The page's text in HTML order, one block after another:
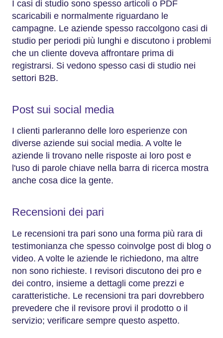
I casi di studio sono spesso articoli o PDF
scaricabili e normalmente riguardano le
campagne. Le aziende spesso raccolgono casi di
studio per periodi più lunghi e discutono i problemi
che un cliente doveva affrontare prima di
registrarsi. Si vedono spesso casi di studio nei
settori B2B.
Post sui social media
I clienti parleranno delle loro esperienze con
diverse aziende sui social media. A volte le
aziende li trovano nelle risposte ai loro post e
l'uso di parole chiave nella barra di ricerca mostra
anche cosa dice la gente.
Recensioni dei pari
Le recensioni tra pari sono una forma più rara di
testimonianza che spesso coinvolge post di blog o
video. A volte le aziende le richiedono, ma altre
non sono richieste. I revisori discutono dei pro e
dei contro, insieme a dettagli come prezzi e
caratteristiche. Le recensioni tra pari dovrebbero
prevedere che il revisore provi il prodotto o il
servizio; verificare sempre questo aspetto.